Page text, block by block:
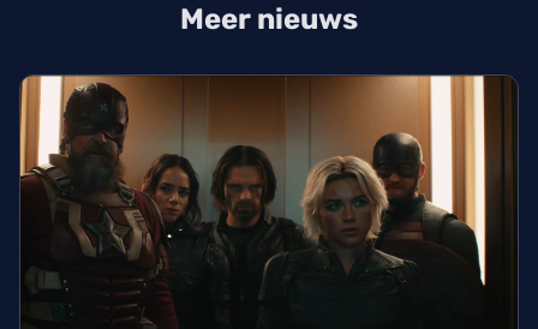
Meer nieuws